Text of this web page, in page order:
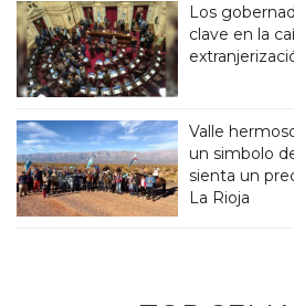
Los
clave en la
Valle
un simbolo
sienta un
La Rioja